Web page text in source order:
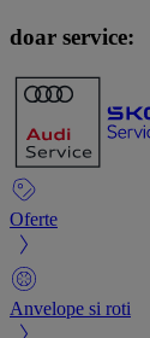
doar service:
Oferte
Anvelope si roti